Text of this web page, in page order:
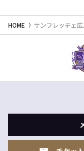
HOME サンフレッチェ